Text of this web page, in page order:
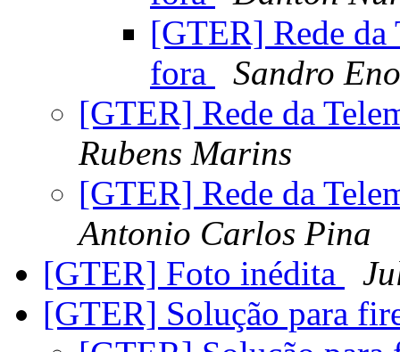
[GTER] Rede da
fora
Sandro
[GTER] Rede da
Rubens Marins
[GTER] Rede da
Antonio Carlos Pina
[GTER] Foto inédita
[GTER] Solução para